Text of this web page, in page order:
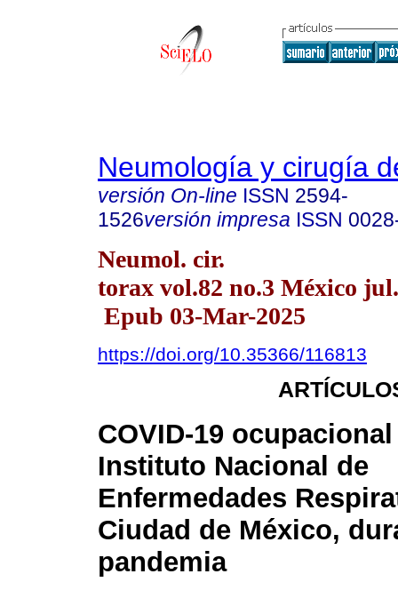
Neumología y cirugía
versión On-line ISSN 2594-
1526versión impresa ISSN
Neumol. cir.
torax vol.82 no.3 México
Epub 03-Mar-2025
https://doi.org/10.35366/116813
COVID-19
Instituto Nacional de
Enfermedades
Ciudad de México,
pandemia